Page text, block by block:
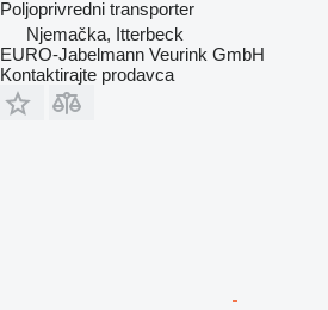
Poljoprivredni transporter
Njemačka, Itterbeck
EURO-Jabelmann Veurink GmbH
Kontaktirajte prodavca